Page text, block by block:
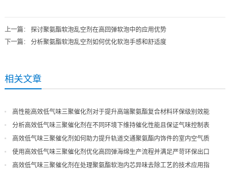
上一篇： 探讨聚氨酯软泡乱空剂在高回弹软泡中的应用优势
下一篇： 分析聚氨酯软泡乱空剂如何优化软泡手感和舒适度
相关文章
高性能高效低气味三聚催化剂对于提升高端聚氨酯复合材料环保级别效能
分析高效低气味三聚催化剂在不同环境下维持催化性能且保证气味控制表
现
高效低气味三聚催化剂如何助力提升轨道交通聚氨酯内饰件的室内空气质
量
使用高效低气味三聚催化剂优化高回弹海绵生产流程并满足严苛环保出口
高效低气味三聚催化剂在处理聚氨酯软泡内芯异味去除工艺的技术应用指